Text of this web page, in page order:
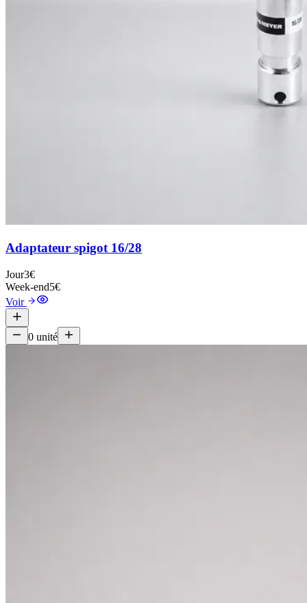
Adaptateur spigot 16/28
Jour3€
Week-end5€
Voir
0 unité